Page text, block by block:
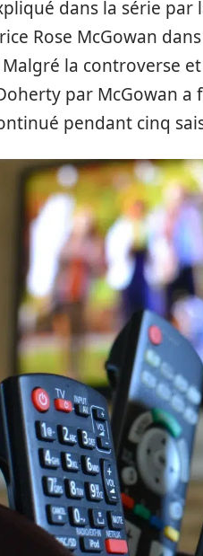
dans la série
Rose McGowan
la controverse
par McGowan
pendant cinq